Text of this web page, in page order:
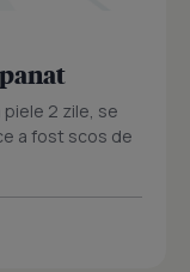
2 zile, se
a fost scos de